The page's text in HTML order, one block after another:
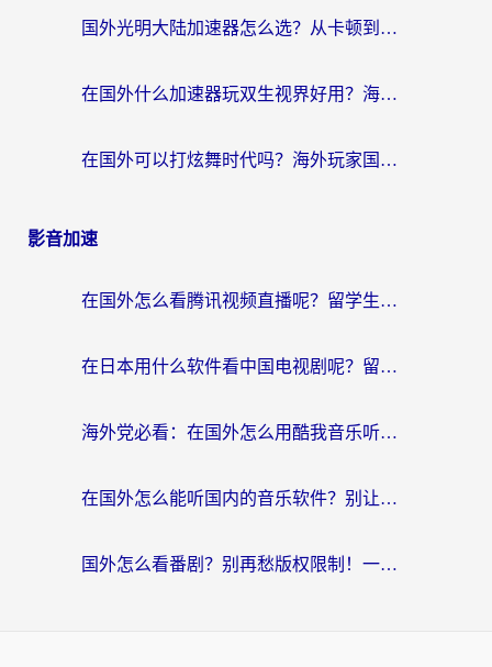
国外光明大陆加速器怎么选？从卡顿到丝滑的终极指南（含德国玩走开外星人墨西哥玩俄罗斯方块技巧）
在国外什么加速器玩双生视界好用？海外党亲测不踩坑的终极指南
在国外可以打炫舞时代吗？海外玩家国服游戏加速全攻略（附实测推荐）
影音加速
在国外怎么看腾讯视频直播呢？留学生亲测有效的回国加速指南
在日本用什么软件看中国电视剧呢？留学生亲测有效的回国加速方案
海外党必看：在国外怎么用酷我音乐听音乐？告别“地区不支持”的实用指南
在国外怎么能听国内的音乐软件？别让版权限制断了你的“中文歌单”
国外怎么看番剧？别再愁版权限制！一个工具解决所有回国追剧难题